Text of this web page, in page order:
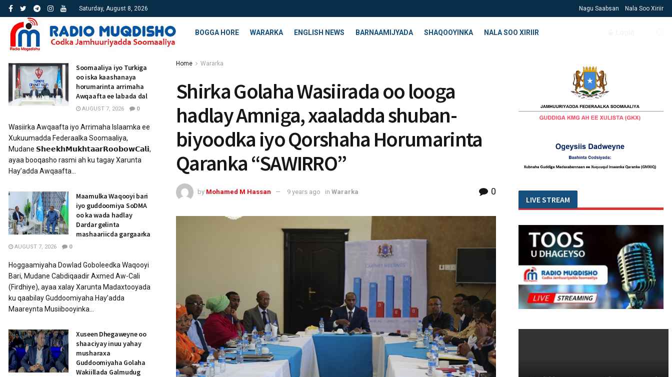
Saturday, August 8, 2026 Nagu Saabsan Nala Soo Xiriir
BOGGA HORE WARARKA ENGLISH NEWS BARNAAMIJYADA SHAQOOYINKA NALA SOO XIRIIR
Home Wararka
Shirka Golaha Wasiirada oo looga
hadlay Amniga, xaaladda shuban-
biyoodka iyo Qorshaha Horumarinta
Qaranka “SAWIRRO”
by Mohamed M Hassan 9 years ago in Wararka 0
Soomaaliya iyo Turkiga
oo iska kaashanaya
horumarinta arrimaha
Awqaafta ee labada dal
AUGUST 7, 2026 0
Wasiirka Awqaafta iyo Arrimaha Islaamka ee
Xukuumadda Federaalka Soomaaliya,
Mudane 𝗦𝗵𝗲𝗲𝗸𝗵𝗠𝘂𝗸𝗵𝘁𝗮𝗮𝗿𝗥𝗼𝗼𝗯𝗼𝘄𝗖𝗮𝗹𝗶,
ayaa booqasho rasmi ah ku tagay Xarunta
Hay’adda Awqaafta...
Maamulka Waqooyi bari
iyo guddoomiya SoDMA
oo ka wada hadlay
Dardar gelinta
mashaariicda gargaarka
AUGUST 7, 2026 0
Hoggaamiyaha Dowlad Goboleedka Waqooyi
Bari, Mudane Cabdiqaadir Axmed Aw-Cali
(Firdhiye), ayaa xalay Xarunta Madaxtooyada
ku qaabilay Guddoomiyaha Hay’adda
Maareynta Musiibooyinka...
Xuseen Dhegaweyne oo
shaaciyay inuu yahay
musharaxa
Guddoomiyaha Golaha
Wakiillada Galmudug
LIVE STREAM